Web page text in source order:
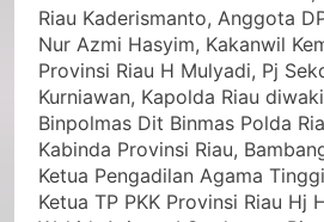
Riau Kaderismanto, Anggota
Nur Azmi Hasyim, Kakanwil
Provinsi Riau H Mulyadi, Pj
Kurniawan, Kapolda Riau
Binpolmas Dit Binmas Polda
Kabinda Provinsi Riau,
Ketua Pengadilan Agama
Ketua TP PKK Provinsi Riau Hj